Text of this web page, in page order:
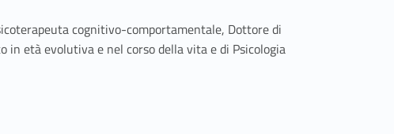
cognitivo-comportamentale, Dottore di
in età evolutiva e nel corso della vita e di Psicologia